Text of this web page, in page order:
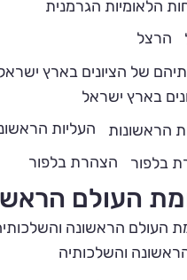
הלאומיות הגרמנית
הרצל
בארץ ישראל
העליות
הצהרת בלפור
העולם
והשלכותיה